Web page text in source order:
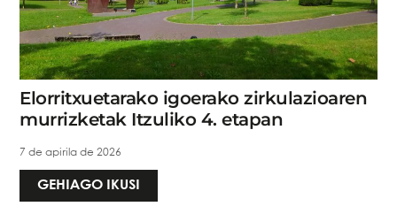
Elorritxuetarako igoerako zirkulazioaren
murrizketak Itzuliko 4. etapan
7 de apirila de 2026
GEHIAGO IKUSI